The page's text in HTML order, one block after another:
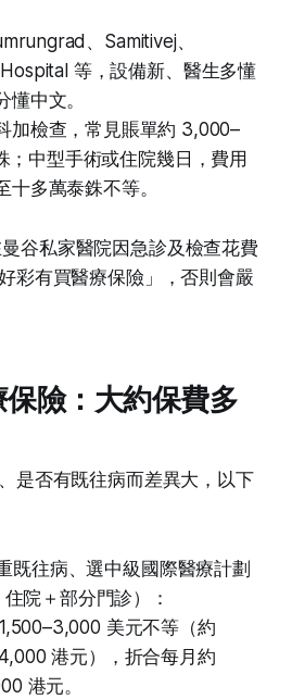
、Samitivej、
等，設備新、醫生多懂
懂中文。
加檢查，常見賬單約 3,000–
；中型手術或住院幾日，費用
十多萬泰銖不等。
谷私家醫院因急診及檢查花費
彩有買醫療保險」，否則會嚴
險：大約保費多
是否有既往病而差異大，以下
既往病、選中級國際醫療計劃
住院＋部分門診）：
美元不等（約
港元），折合每月約
港元。